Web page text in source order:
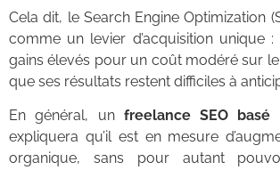
Cela dit, le Search Engine Optimization
comme un levier d’acquisition unique
gains élevés pour un coût modéré sur
que ses résultats restent difficiles à
En général, un freelance SEO basé
expliquera qu’il est en mesure
organique, sans pour autant